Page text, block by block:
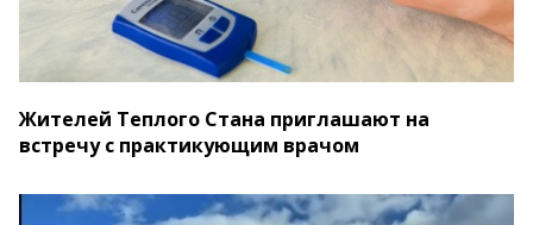
Жителей Теплого Стана приглашают на
встречу с практикующим врачом